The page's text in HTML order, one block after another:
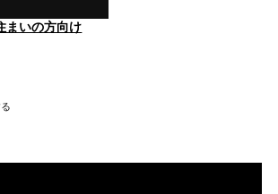
まいの方向け